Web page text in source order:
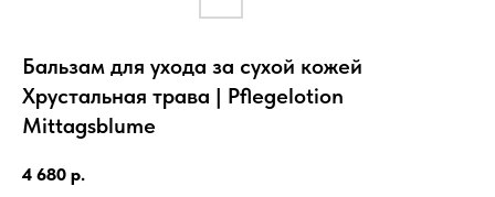
Бальзам для ухода за сухой кожей
Хрустальная трава | Pflegelotion
Mittagsblume
4 680 р.